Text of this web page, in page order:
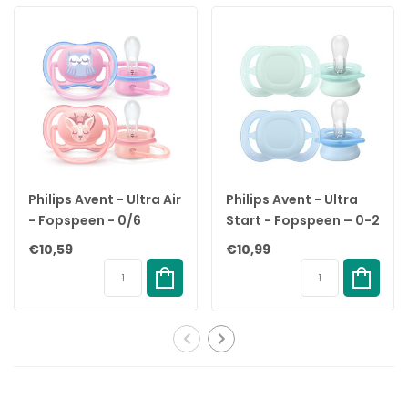
✓ 100% natuurlijk rubber – veilig, flexibel en zacht
✓ Schildje van lichtgewicht polypropyleen (PP)
✓ BPA- en PVC-vrij – vrij van schadelijke stoffen
✓ Voor gebruik te steriliseren in kokend water
✓ Modern ontwerp – onderdeel van de Studio Collection
✓ Voldoet aan de Europese veiligheidsnorm
✓ Wordt geleverd in een set van 2 stuks
Specificaties:
Merk: BIBS
Producttype: Fopspeen
Collectie: Studio Collection – Morning Bloom
Leeftijd: 0–6 maanden (Maat 1)
Speengedeelte: 100% natuurlijk rubber
Philips Avent - Ultra Air
- Fopspeen - 0/6
maanden - 2 stuks -
SCF085/02
€10,59
Philips Avent - Ultra
Start - Fopspeen – 0-2
maanden –
Groen/Blauw - 2 stuks
€10,99